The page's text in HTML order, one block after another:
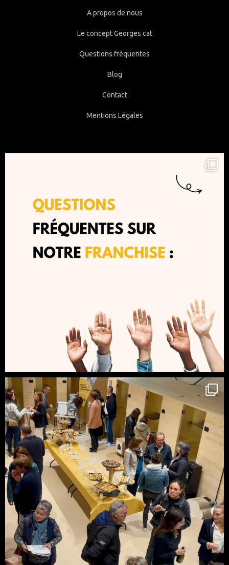
A propos de nous
Le concept Georges cat
Questions fréquentes
Blog
Contact
Mentions Légales